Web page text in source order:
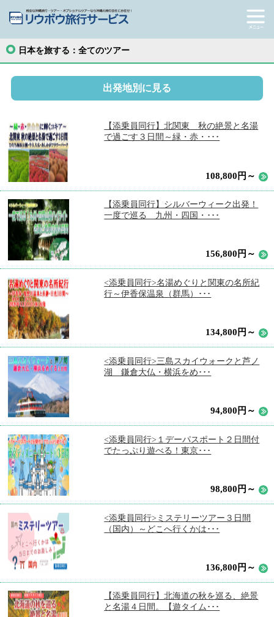
日本を旅する：全てのツアー
出発地別に見る
【添乗員同行】北関東 秋の絶景と名湯
で過ごす３日間～緑・赤・･･･
108,800円～
【添乗員同行】シルバーウィーク出発！
一度で巡る 九州・四国・･･･
156,800円～
<添乗員同行>名湯めぐりと関東の名所紀
行～伊香保温泉（群馬）･･･
134,800円～
<添乗員同行>三島スカイウォークと芦ノ
湖 鎌倉大仏・横浜をめ･･･
94,800円～
<添乗員同行>１デーパスポート２日間付
でたっぷり遊べる！東京･･･
98,800円～
<添乗員同行>ミステリーツアー３日間
（国内）～どこへ行くかは･･･
136,800円～
【添乗員同行】北海道の秋を巡る、絶景
と名湯４日間。【遊タイム･･･